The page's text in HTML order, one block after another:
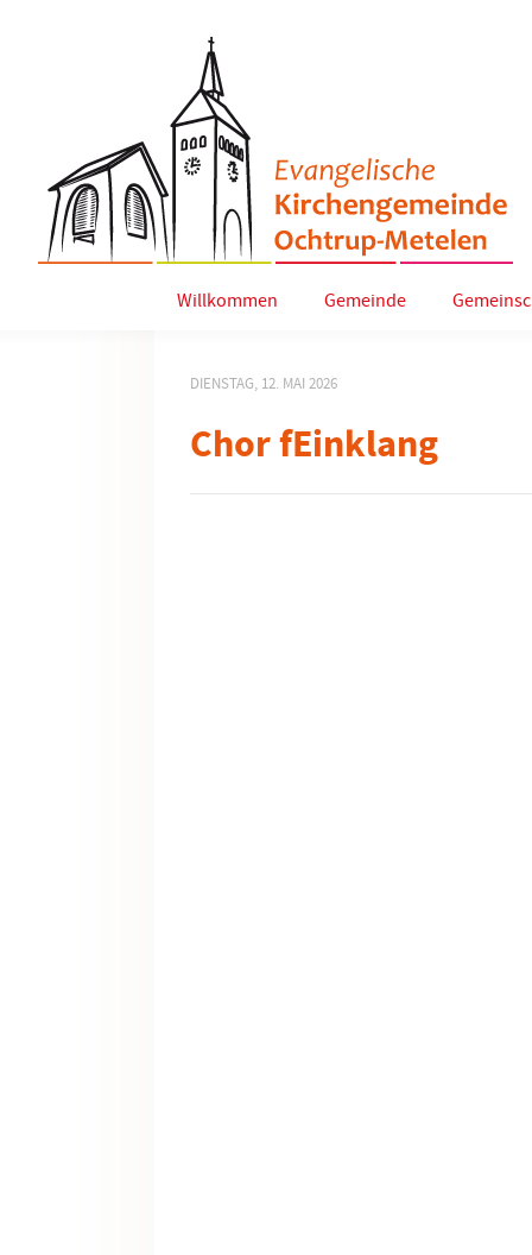
Willkommen Gemeinde
DIENSTAG, 12. MAI 2026
Chor fEinklang